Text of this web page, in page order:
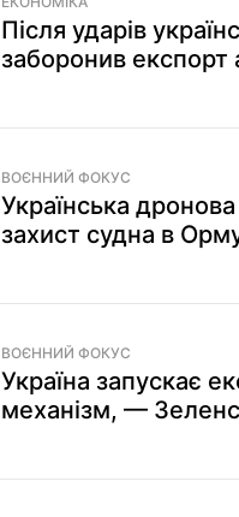
Після ударів
заборонив експорт
ВОЄННИЙ ФОКУС
Українська
захист судна в
ВОЄННИЙ ФОКУС
Україна запускає
механізм, —